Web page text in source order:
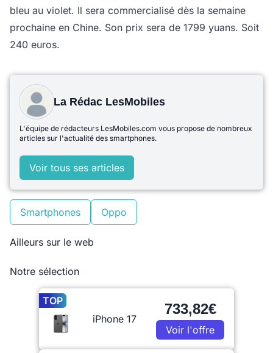
bleu au violet. Il sera commercialisé dès la semaine
prochaine en Chine. Son prix sera de 1799 yuans. Soit
240 euros.
La Rédac LesMobiles
L'équipe de rédacteurs LesMobiles.com vous propose de nombreux
articles sur l'actualité des smartphones.
Voir tous ses articles
Smartphones Oppo
Ailleurs sur le web
Notre sélection
TOP
iPhone 17
733,82€
Voir l'offre